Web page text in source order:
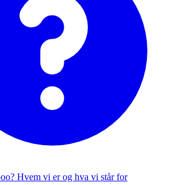
Hvem vi er og hva vi står for